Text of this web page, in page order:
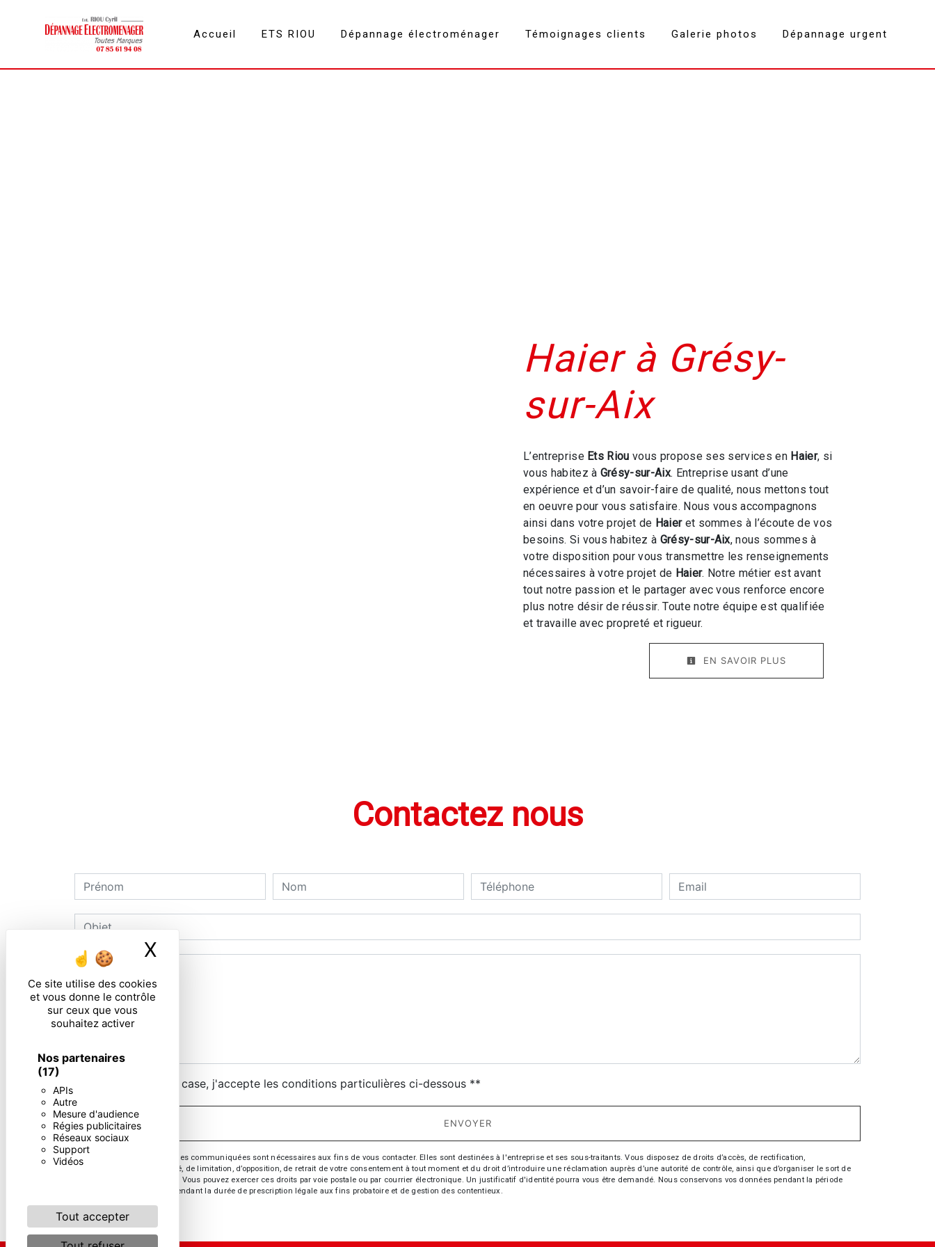
Ce site utilise des cookies
et vous donne le contrôle
sur ceux que vous
souhaitez activer
Nos partenaires
(17)
APIs
Autre
Mesure d'audience
Régies publicitaires
Réseaux sociaux
Support
Vidéos
Tout accepter
X Masquer le bandeau des cookies
Accueil ETS RIOU Dépannage électroménager Témoignages clients Galerie photos Dépannage urgent
Haier à Grésy-
sur-Aix
L’entreprise Ets Riou vous propose ses services en Haier, si
vous habitez à Grésy-sur-Aix. Entreprise usant d’une
expérience et d’un savoir-faire de qualité, nous mettons tout
en oeuvre pour vous satisfaire. Nous vous accompagnons
ainsi dans votre projet de Haieret sommes à l’écoute de vos
besoins. Si vous habitez à Grésy-sur-Aix, nous sommes à
votre disposition pour vous transmettre les renseignements
nécessaires à votre projet de Haier. Notre métier est avant
tout notre passion et le partager avec vous renforce encore
plus notre désir de réussir. Toute notre équipe est qualifiée
et travaille avec propreté et rigueur.
EN SAVOIR PLUS
Contactez nous
En cochant cette case, j'accepte les conditions particulières ci-dessous **
ENVOYER
** Les données personnelles communiquées sont nécessaires aux fins de vous contacter. Elles sont destinées à l'entreprise et ses sous-traitants. Vous disposez de droits d’accès, de rectification,
d’effacement, de portabilité, de limitation, d’opposition, de retrait de votre consentement à tout moment et du droit d’introduire une réclamation auprès d’une autorité de contrôle, ainsi que d’organiser le sort de
vos données post-mortem. Vous pouvez exercer ces droits par voie postale ou par courrier électronique. Un justificatif d'identité pourra vous être demandé. Nous conservons vos données pendant la période
de prise de contact puis pendant la durée de prescription légale aux fins probatoire et de gestion des contentieux.